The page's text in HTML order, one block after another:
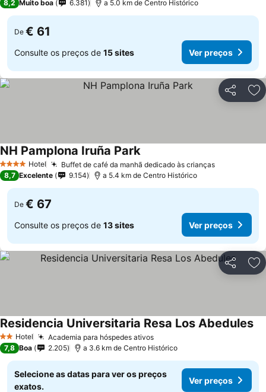
8,2 Muito boa 6.381 a 5.0 km de Centro Histórico
De € 61
Consulte os preços de 15 sites Ver preços
Partilhar
4 EstrelasHotel Buffet de café da manhã dedicado às crianças
NH Pamplona Iruña Park
8,7 Excelente 9.154 a 5.4 km de Centro Histórico
De € 67
Consulte os preços de 13 sites Ver preços
Partilhar
2 Estrelas
Hotel Academia para hóspedes ativos
Residencia Universitaria Resa Los Abedules
7,8 Boa 2.205 a 3.6 km de Centro Histórico
Selecione as datas para ver os preços
exatos.
Ver preços